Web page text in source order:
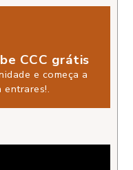
CCC grátis
e começa a
entrares!.